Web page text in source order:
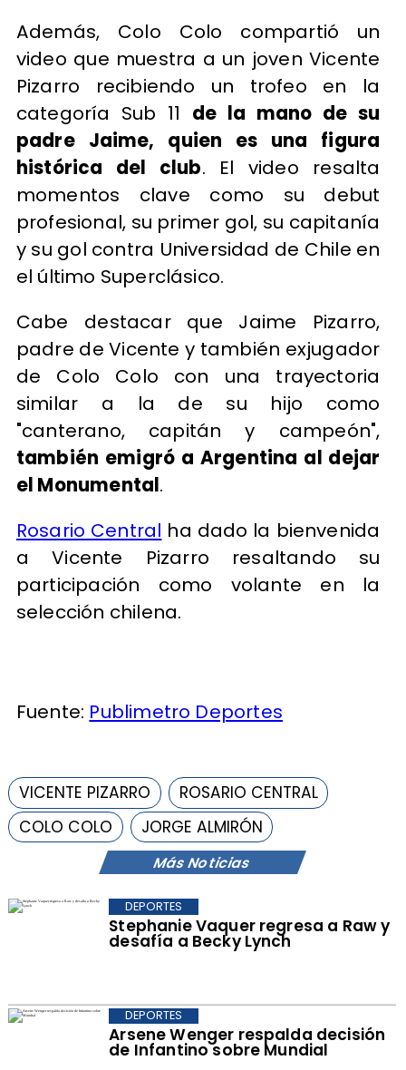
Más Noticias
Stephanie Vaquer regresa a Raw y
desafía a Becky Lynch
DEPORTES
Arsene Wenger respalda decisión
de Infantino sobre Mundial
DEPORTES
Además, Colo Colo compartió un
video que muestra a un joven Vicente
Pizarro recibiendo un trofeo en la
categoría Sub 11 de la mano de su
padre Jaime, quien es una figura
histórica del club. El video resalta
momentos clave como su debut
profesional, su primer gol, su capitanía
y su gol contra Universidad de Chile en
el último Superclásico.
Cabe destacar que Jaime Pizarro,
padre de Vicente y también exjugador
de Colo Colo con una trayectoria
similar a la de su hijo como
"canterano, capitán y campeón",
también emigró a Argentina al dejar
el Monumental.
Rosario Central ha dado la bienvenida
a Vicente Pizarro resaltando su
participación como volante en la
selección chilena.
Fuente: Publimetro Deportes
VICENTE PIZARRO
ROSARIO CENTRAL
COLO COLO
JORGE ALMIRÓN